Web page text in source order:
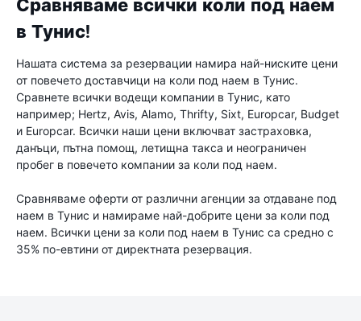
Сравняваме всички коли под наем
в Тунис!
Нашата система за резервации намира най-ниските цени
от повечето доставчици на коли под наем в Тунис.
Сравнете всички водещи компании в Тунис, като
например; Hertz, Avis, Alamo, Thrifty, Sixt, Europcar, Budget
и Europcar. Всички наши цени включват застраховка,
данъци, пътна помощ, летищна такса и неограничен
пробег в повечето компании за коли под наем.
Сравняваме оферти от различни агенции за отдаване под
наем в Тунис и намираме най-добрите цени за коли под
наем. Всички цени за коли под наем в Тунис са средно с
35% по-евтини от директната резервация.